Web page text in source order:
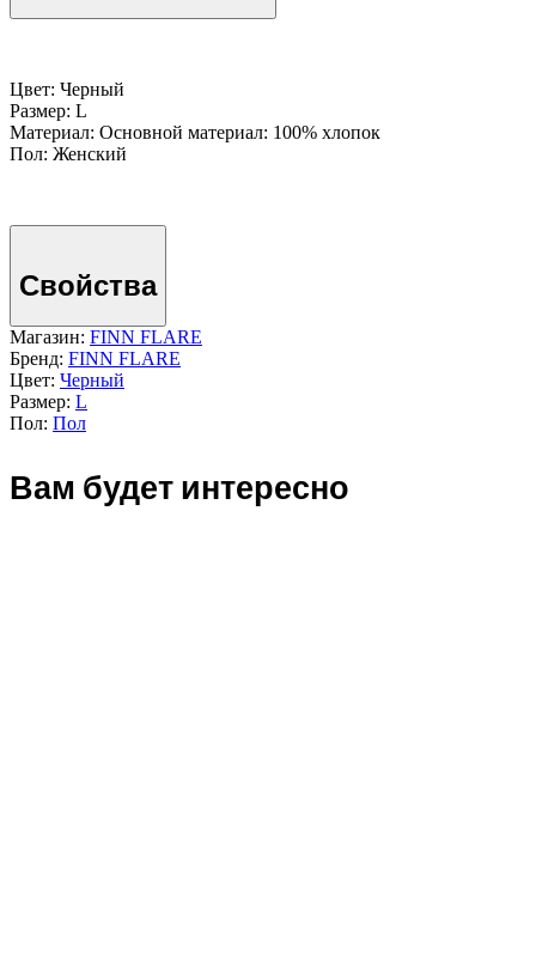
Цвет: Черный
Размер: L
Материал: Основной материал: 100% хлопок
Пол: Женский
Свойства
Магазин: FINN FLARE
Бренд: FINN FLARE
Цвет: Черный
Размер: L
Пол: Пол
Вам будет интересно